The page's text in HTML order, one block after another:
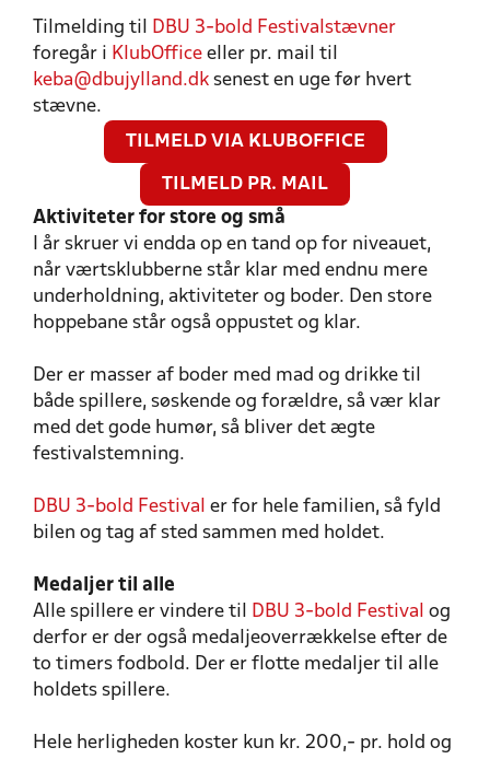
Tilmelding til
DBU 3-bold Festivalstævner
foregår i KlubOffice eller pr. mail til
keba@dbujylland.dk senest en uge før hvert
stævne.
TILMELD VIA KLUBOFFICE
TILMELD PR. MAIL
Aktiviteter for store og små
I år skruer vi endda op en tand op for niveauet,
når værtsklubberne står klar med endnu mere
underholdning, aktiviteter og boder. Den store
hoppebane står også oppustet og klar.
Der er masser af boder med mad og drikke til
både spillere, søskende og forældre, så vær klar
med det gode humør, så bliver det ægte
festivalstemning.
DBU 3-bold Festival er for hele familien, så fyld
bilen og tag af sted sammen med holdet.
Medaljer til alle
Alle spillere er vindere til
DBU 3-bold Festival og
derfor er der også medaljeoverrækkelse efter de
to timers fodbold. Der er flotte medaljer til alle
holdets spillere.
Hele herligheden koster kun kr. 200,- pr. hold og